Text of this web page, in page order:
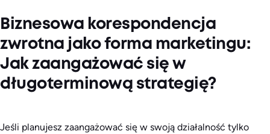
Biznesowa korespondencja
zwrotna jako forma marketingu:
Jak zaangażować się w
długoterminową strategię?
Jeśli planujesz zaangażować się w swoją działalność tylko